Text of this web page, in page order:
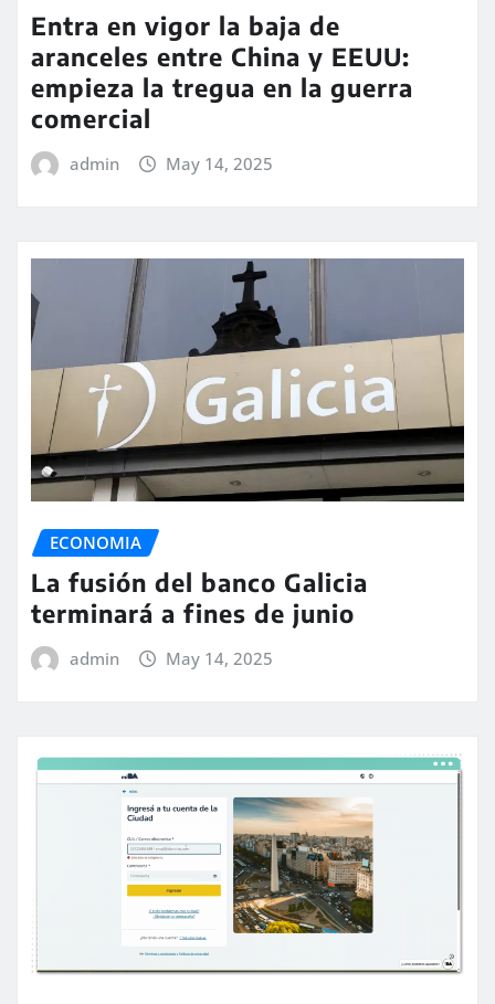
Entra en vigor la baja de
aranceles entre China y EEUU:
empieza la tregua en la guerra
comercial
admin May 14, 2025
ECONOMIA
La fusión del banco Galicia
terminará a fines de junio
admin May 14, 2025